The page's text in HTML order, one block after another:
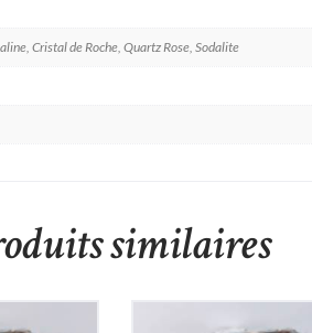
Cristal de Roche, Quartz Rose, Sodalite
similaires